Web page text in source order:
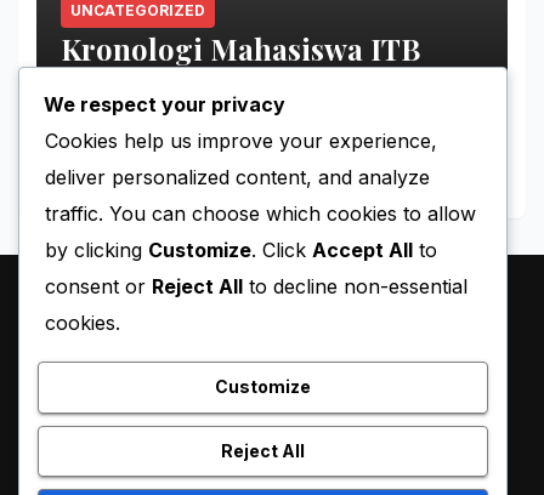
UNCATEGORIZED
Kronologi Mahasiswa ITB
Hilang di Gunung Puntang
We respect your privacy
Cookies help us improve your experience,
deliver personalized content, and analyze
traffic. You can choose which cookies to allow
by clicking Customize. Click Accept All to
consent or Reject All to decline non-essential
cookies.
Customize
Reject All